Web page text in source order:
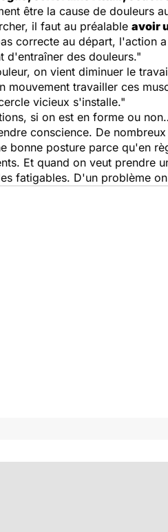
être la cause de douleurs
il faut au préalable avoir
correcte au départ, l'action
d'entraîner des douleurs."
on vient diminuer le
travailler ces
vicieux s'installe."
si on est en forme ou
conscience. De
bonne posture parce qu'en
Et quand on veut prendre
fatigables. D'un problème